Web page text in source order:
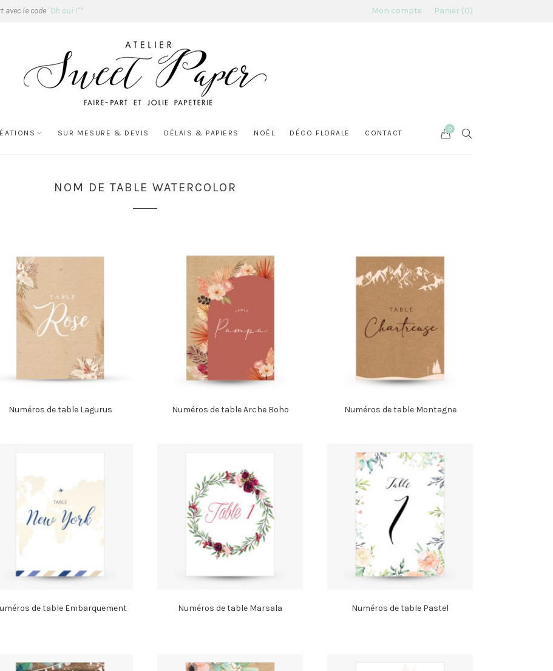
avec le code "Oh oui !"* Mon compte Panier 0
SUR MESURE & DEVIS DÉLAIS & PAPIERS NOËL DÉCO FLORALE CONTACT SEARCH
Cart
0
NOM DE TABLE WATERCOLOR
Numéros de table Lagurus Numéros de table Arche Boho Numéros de table Montagne
de table Embarquement Numéros de table Marsala Numéros de table Pastel